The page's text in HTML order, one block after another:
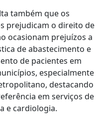
também que os
prejudicam o direito de
ocasionam prejuízos a
de abastecimento e
de pacientes em
especialmente
destacando
em serviços de
e cardiologia.